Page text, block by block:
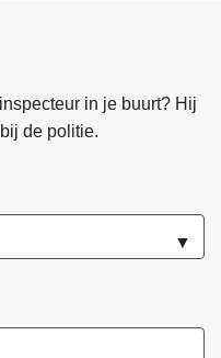
in je buurt? Hij
de politie.
▼